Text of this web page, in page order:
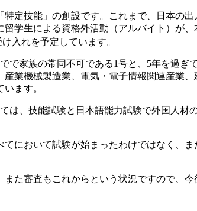
特定技能」の創設です。これまで、日本の
学生による資格外活動（アルバイト）が
入れを予定しています。
で家族の帯同不可である1号と、5年を過
産業機械製造業、電気・電子情報関連産業
ます。
は、技能試験と日本語能力試験で外国人
てにおいて試験が始まったわけではなく、
また審査もこれからという状況ですので、